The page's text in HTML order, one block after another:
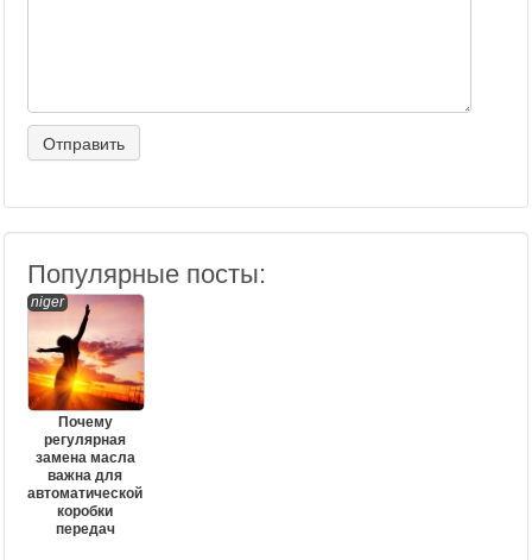
Популярные посты:
niger
Почему
регулярная
замена масла
важна для
автоматической
коробки
передач